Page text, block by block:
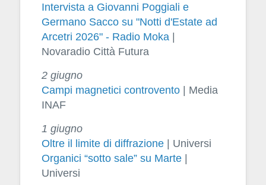
Intervista a Giovanni Poggiali e
Germano Sacco su "Notti d'Estate ad
Arcetri 2026" - Radio Moka|
Novaradio Città Futura
2 giugno
Campi magnetici controvento| Media
INAF
1 giugno
Oltre il limite di diffrazione| Universi
Organici “sotto sale” su Marte|
Universi